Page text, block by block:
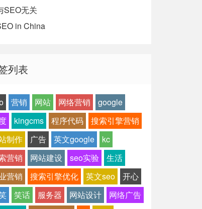
SEO无关
in China
列表
营销 网站 网络营销
google
kingcms 程序代码
搜索引擎营销
制作
广告 英文google
kc
营销
网站建设 seo实验
生活
营销
搜索引擎优化 英文seo
开心
笑话 服务器 网站设计
网络广告